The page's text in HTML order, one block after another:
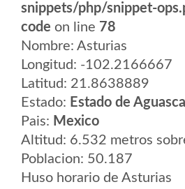
snippets/php/snippet-
code on line 78
Nombre: Asturias
Longitud: -102.2166667
Latitud: 21.8638889
Estado: Estado de
Pais: Mexico
Altitud: 6.532 metros
Poblacion: 50.187
Huso horario de Asturias